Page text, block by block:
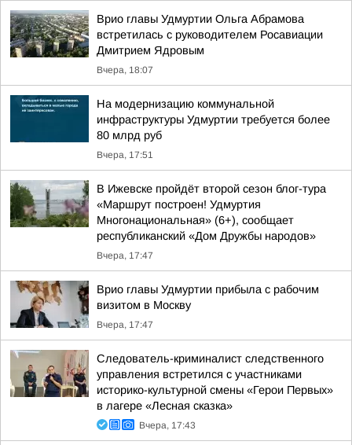
Врио главы Удмуртии Ольга Абрамова
встретилась с руководителем Росавиации
Дмитрием Ядровым
Вчера, 18:07
На модернизацию коммунальной
инфраструктуры Удмуртии требуется более
80 млрд руб
Вчера, 17:51
В Ижевске пройдёт второй сезон блог-тура
«Маршрут построен! Удмуртия
Многонациональная» (6+), сообщает
республиканский «Дом Дружбы народов»
Вчера, 17:47
Врио главы Удмуртии прибыла с рабочим
визитом в Москву
Вчера, 17:47
Следователь-криминалист следственного
управления встретился с участниками
историко-культурной смены «Герои Первых»
в лагере «Лесная сказка»
Вчера, 17:43